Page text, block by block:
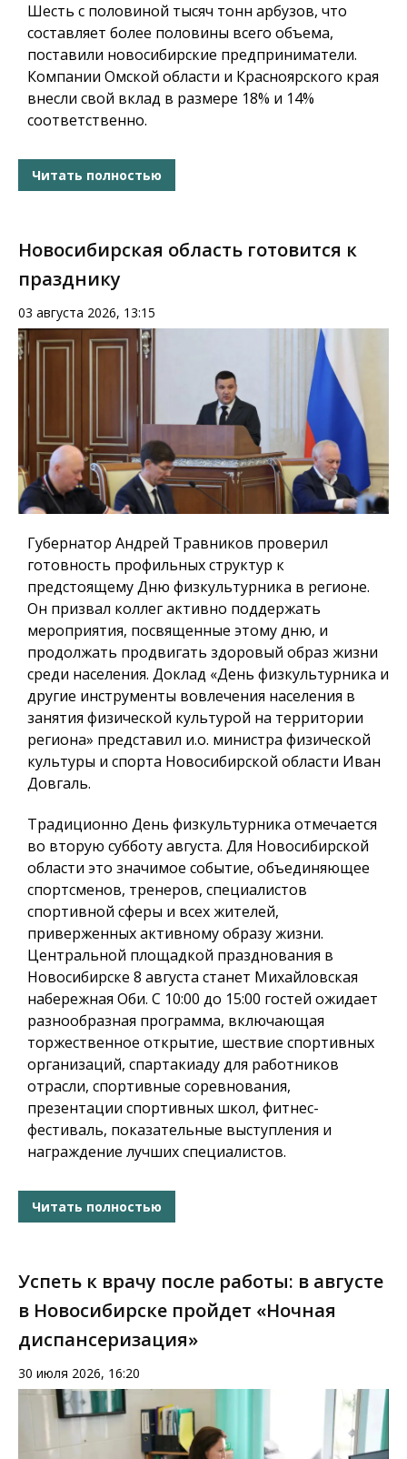
Шесть с половиной тысяч тонн арбузов, что
составляет более половины всего объема,
поставили новосибирские предприниматели.
Компании Омской области и Красноярского края
внесли свой вклад в размере 18% и 14%
соответственно.
Читать полностью
Новосибирская область готовится к
празднику
03 августа 2026, 13:15
Губернатор Андрей Травников проверил
готовность профильных структур к
предстоящему Дню физкультурника в регионе.
Он призвал коллег активно поддержать
мероприятия, посвященные этому дню, и
продолжать продвигать здоровый образ жизни
среди населения. Доклад «День физкультурника и
другие инструменты вовлечения населения в
занятия физической культурой на территории
региона» представил и.о. министра физической
культуры и спорта Новосибирской области Иван
Довгаль.
Традиционно День физкультурника отмечается
во вторую субботу августа. Для Новосибирской
области это значимое событие, объединяющее
спортсменов, тренеров, специалистов
спортивной сферы и всех жителей,
приверженных активному образу жизни.
Центральной площадкой празднования в
Новосибирске 8 августа станет Михайловская
набережная Оби. С 10:00 до 15:00 гостей ожидает
разнообразная программа, включающая
торжественное открытие, шествие спортивных
организаций, спартакиаду для работников
отрасли, спортивные соревнования,
презентации спортивных школ, фитнес-
фестиваль, показательные выступления и
награждение лучших специалистов.
Читать полностью
Успеть к врачу после работы: в августе
в Новосибирске пройдет «Ночная
диспансеризация»
30 июля 2026, 16:20